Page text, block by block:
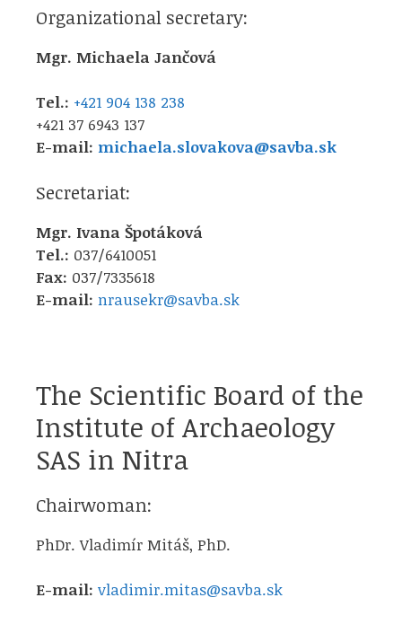
Organizational secretary:
Mgr. Michaela Jančová
Tel.: +421 904 138 238
+421 37 6943 137
E-mail: michaela.slovakova@savba.sk
Secretariat:
Mgr. Ivana Špotáková
Tel.: 037/6410051
Fax: 037/7335618
E-mail: nrausekr@savba.sk
The Scientific Board of the
Institute of Archaeology
SAS in Nitra
Chairwoman:
PhDr. Vladimír Mitáš, PhD.
E-mail: vladimir.mitas@savba.sk